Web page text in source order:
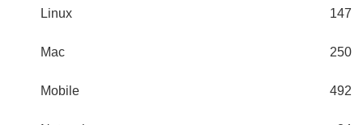
Linux 147
Mac 250
Mobile 492